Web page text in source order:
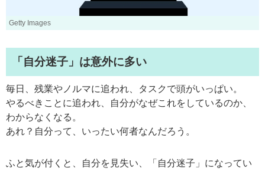
Getty Images
「自分迷子」は意外に多い
毎日、残業やノルマに追われ、タスクで頭がいっぱい。
やるべきことに追われ、自分がなぜこれをしているのか、
わからなくなる。
あれ？自分って、いったい何者なんだろう。
ふと気が付くと、自分を見失い、「自分迷子」になってい